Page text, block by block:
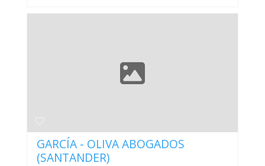
GARCÍA - OLIVA ABOGADOS
(SANTANDER)